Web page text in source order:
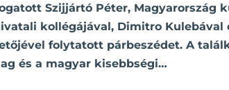
Szijjártó Péter, Magyarország
kollégájával, Dimitro Kulebával
folytatott párbeszédet. A
és a magyar kisebbségi…